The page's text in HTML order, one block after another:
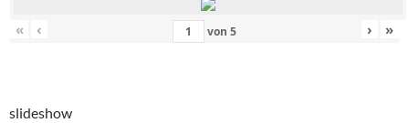
« ‹ von 5 › »
slideshow